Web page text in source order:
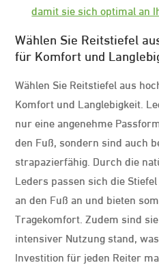
damit sie sich optimal an
Wählen Sie Reitstiefel
für Komfort und
Wählen Sie Reitstiefel aus
Komfort und Langlebigkeit.
nur eine angenehme
den Fuß, sondern sind auch
strapazierfähig. Durch die
Leders passen sich die
an den Fuß an und bieten
Tragekomfort. Zudem sind
intensiver Nutzung stand,
Investition für jeden Reiter